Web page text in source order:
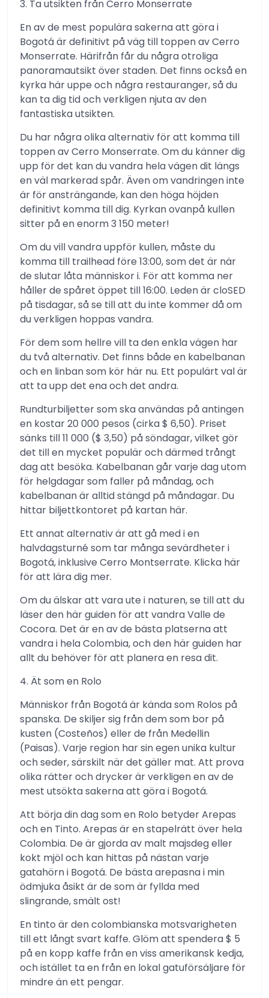
3. Ta utsikten från Cerro Monserrate
En av de mest populära sakerna att göra i
Bogotá är definitivt på väg till toppen av Cerro
Monserrate. Härifrån får du några otroliga
panoramautsikt över staden. Det finns också en
kyrka här uppe och några restauranger, så du
kan ta dig tid och verkligen njuta av den
fantastiska utsikten.
Du har några olika alternativ för att komma till
toppen av Cerro Monserrate. Om du känner dig
upp för det kan du vandra hela vägen dit längs
en väl markerad spår. Även om vandringen inte
är för ansträngande, kan den höga höjden
definitivt komma till dig. Kyrkan ovanpå kullen
sitter på en enorm 3 150 meter!
Om du vill vandra uppför kullen, måste du
komma till trailhead före 13:00, som det är när
de slutar låta människor i. För att komma ner
håller de spåret öppet till 16:00. Leden är cloSED
på tisdagar, så se till att du inte kommer då om
du verkligen hoppas vandra.
För dem som hellre vill ta den enkla vägen har
du två alternativ. Det finns både en kabelbanan
och en linban som kör här nu. Ett populärt val är
att ta upp det ena och det andra.
Rundturbiljetter som ska användas på antingen
en kostar 20 000 pesos (cirka $ 6,50). Priset
sänks till 11 000 ($ 3,50) på söndagar, vilket gör
det till en mycket populär och därmed trångt
dag att besöka. Kabelbanan går varje dag utom
för helgdagar som faller på måndag, och
kabelbanan är alltid stängd på måndagar. Du
hittar biljettkontoret på kartan här.
Ett annat alternativ är att gå med i en
halvdagsturné som tar många sevärdheter i
Bogotá, inklusive Cerro Montserrate. Klicka här
för att lära dig mer.
Om du älskar att vara ute i naturen, se till att du
läser den här guiden för att vandra Valle de
Cocora. Det är en av de bästa platserna att
vandra i hela Colombia, och den här guiden har
allt du behöver för att planera en resa dit.
4. Ät som en Rolo
Människor från Bogotá är kända som Rolos på
spanska. De skiljer sig från dem som bor på
kusten (Costeños) eller de från Medellin
(Paisas). Varje region har sin egen unika kultur
och seder, särskilt när det gäller mat. Att prova
olika rätter och drycker är verkligen en av de
mest utsökta sakerna att göra i Bogotá.
Att börja din dag som en Rolo betyder Arepas
och en Tinto. Arepas är en stapelrätt över hela
Colombia. De är gjorda av malt majsdeg eller
kokt mjöl och kan hittas på nästan varje
gatahörn i Bogotá. De bästa arepasna i min
ödmjuka åsikt är de som är fyllda med
slingrande, smält ost!
En tinto är den colombianska motsvarigheten
till ett långt svart kaffe. Glöm att spendera $ 5
på en kopp kaffe från en viss amerikansk kedja,
och istället ta en från en lokal gatuförsäljare för
mindre än ett pengar.